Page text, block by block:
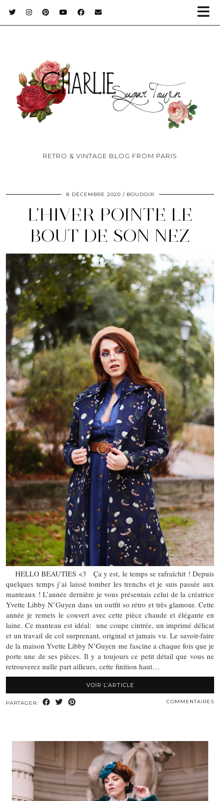
RETRO & VINTAGE BLOG FROM PARIS
8 DÉCEMBRE 2020 BOUDOIR
L’HIVER POINTE LE
BOUT DE SON NEZ
HELLO BEAUTIES <3 Ça y est, le temps se rafraîchit ! Depuis
quelques temps j’ai laissé tomber les trenchs et je suis passée aux
manteaux ! L’année dernière je vous présentais celui de la créatrice
Yvette Libby N’Guyen dans un outfit so rétro et très glamour. Cette
année je remets le couvert avec cette pièce chaude et élégante en
laine. Ce manteau est idéal: une coupe cintrée, un imprimé délicat
et un travail de col surprenant, original et jamais vu. Le savoir-faire
de la maison Yvette Libby N’Guyen me fascine a chaque fois que je
porte une de ses pièces. Il y a toujours ce petit détail que vous ne
retrouverez nulle part ailleurs, cette finition haut…
VOIR L’ARTICLE
PARTAGER: COMMENTAIRES